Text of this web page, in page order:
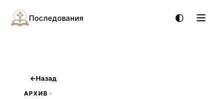
Последования
←Назад
АРХИВ ·